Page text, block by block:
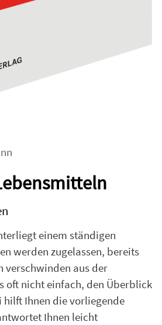
einem ständigen
werden zugelassen, bereits
verschwinden aus der
oft nicht einfach, den Überblick
hilft Ihnen die vorliegende
Ihnen leicht